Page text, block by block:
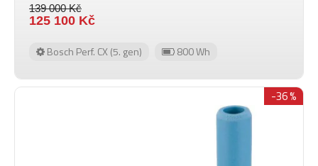
139 000 Kč
125 100 Kč
Bosch Perf. CX (5. gen) 800 Wh
-36 %